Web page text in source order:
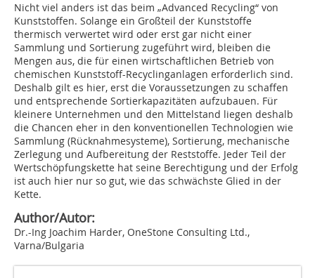
Nicht viel anders ist das beim „Advanced Recycling“ von
Kunststoffen. Solange ein Großteil der Kunststoffe
thermisch verwertet wird oder erst gar nicht einer
Sammlung und Sortierung zugeführt wird, bleiben die
Mengen aus, die für einen wirtschaftlichen Betrieb von
chemischen Kunststoff-Recyclinganlagen erforderlich sind.
Deshalb gilt es hier, erst die Voraussetzungen zu schaffen
und entsprechende Sortierkapazitäten aufzubauen. Für
kleinere Unternehmen und den Mittelstand liegen deshalb
die Chancen eher in den konventionellen Technologien wie
Sammlung (Rücknahmesysteme), Sortierung, mechanische
Zerlegung und Aufbereitung der Reststoffe. Jeder Teil der
Wertschöpfungskette hat seine Berechtigung und der Erfolg
ist auch hier nur so gut, wie das schwächste Glied in der
Kette.
Author/Autor:
Dr.-Ing Joachim Harder, OneStone Consulting Ltd.,
Varna/Bulgaria